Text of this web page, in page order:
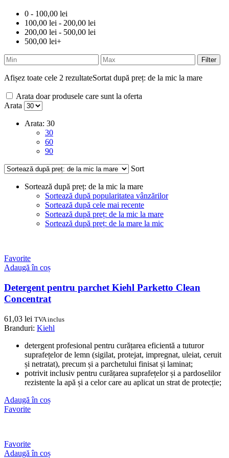
0 - 100,00 lei
100,00 lei - 200,00 lei
200,00 lei - 500,00 lei
500,00 lei+
Filter
Afișez toate cele 2 rezultateSortat după preț: de la mic la mare
Arata doar produsele care sunt la oferta
Arata
Arata: 30
30
60
90
Sort
Sortează după preț: de la mic la mare
Sortează după popularitatea vânzărilor
Sortează după cele mai recente
Sortează după preț: de la mic la mare
Sortează după preț: de la mare la mic
Favorite
Adaugă în coș
Detergent pentru parchet Kiehl Parketto Clean
Concentrat
61,03 lei TVA inclus
Branduri: Kiehl
detergent profesional pentru curățarea eficientă a tuturor
suprafețelor de lemn (sigilat, protejat, impregnat, uleiat, ceruit
și netratat), precum și a parchetului finisat și laminat;
potrivit inclusiv pentru curățarea suprafețelor și a pardoselilor
rezistente la apă și a celor care au aplicat un strat de protecție;
Adaugă în coș
Favorite
Favorite
Adaugă în coș